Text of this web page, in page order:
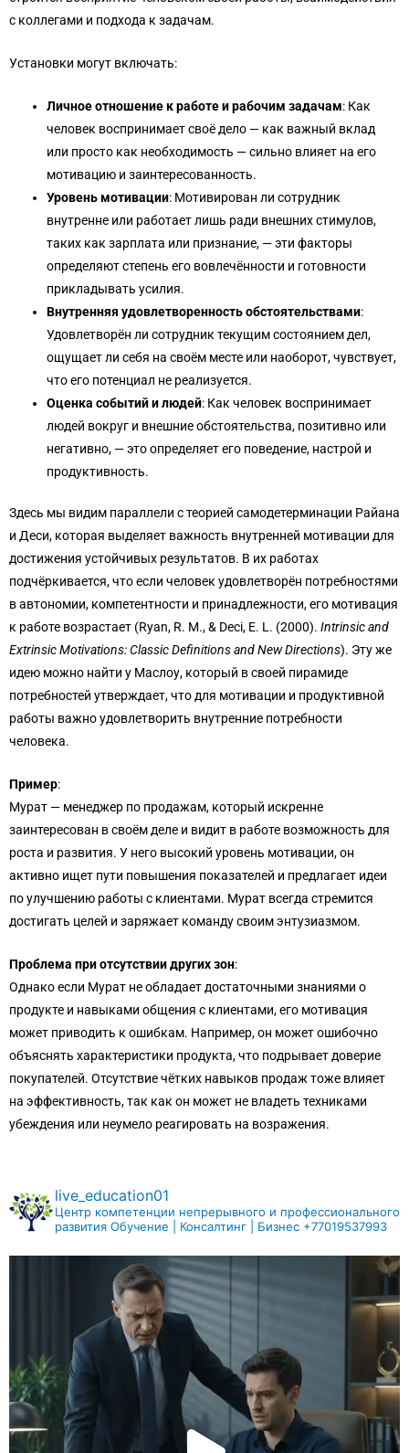
с коллегами и подхода к задачам.
Установки могут включать:
Личное отношение к работе и рабочим задачам: Как
человек воспринимает своё дело — как важный вклад
или просто как необходимость — сильно влияет на его
мотивацию и заинтересованность.
Уровень мотивации: Мотивирован ли сотрудник
внутренне или работает лишь ради внешних стимулов,
таких как зарплата или признание, — эти факторы
определяют степень его вовлечённости и готовности
прикладывать усилия.
Внутренняя удовлетворенность обстоятельствами:
Удовлетворён ли сотрудник текущим состоянием дел,
ощущает ли себя на своём месте или наоборот, чувствует,
что его потенциал не реализуется.
Оценка событий и людей: Как человек воспринимает
людей вокруг и внешние обстоятельства, позитивно или
негативно, — это определяет его поведение, настрой и
продуктивность.
Здесь мы видим параллели с теорией самодетерминации Райана
и Деси, которая выделяет важность внутренней мотивации для
достижения устойчивых результатов. В их работах
подчёркивается, что если человек удовлетворён потребностями
в автономии, компетентности и принадлежности, его мотивация
к работе возрастает (Ryan, R. M., & Deci, E. L. (2000). Intrinsic and
Extrinsic Motivations: Classic Definitions and New Directions). Эту же
идею можно найти у Маслоу, который в своей пирамиде
потребностей утверждает, что для мотивации и продуктивной
работы важно удовлетворить внутренние потребности
человека.
Пример:
Мурат — менеджер по продажам, который искренне
заинтересован в своём деле и видит в работе возможность для
роста и развития. У него высокий уровень мотивации, он
активно ищет пути повышения показателей и предлагает идеи
по улучшению работы с клиентами. Мурат всегда стремится
достигать целей и заряжает команду своим энтузиазмом.
Проблема при отсутствии других зон:
Однако если Мурат не обладает достаточными знаниями о
продукте и навыками общения с клиентами, его мотивация
может приводить к ошибкам. Например, он может ошибочно
объяснять характеристики продукта, что подрывает доверие
покупателей. Отсутствие чётких навыков продаж тоже влияет
на эффективность, так как он может не владеть техниками
убеждения или неумело реагировать на возражения.
live_education01
Центр компетенции непрерывного и профессионального
развития Обучение | Консалтинг | Бизнес +77019537993